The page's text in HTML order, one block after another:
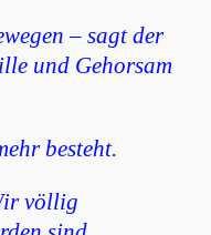
– sagt der
und Gehorsam
besteht.
völlig